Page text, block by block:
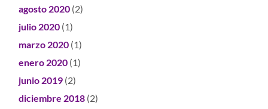
agosto 2020 (2)
julio 2020 (1)
marzo 2020 (1)
enero 2020 (1)
junio 2019 (2)
diciembre 2018 (2)